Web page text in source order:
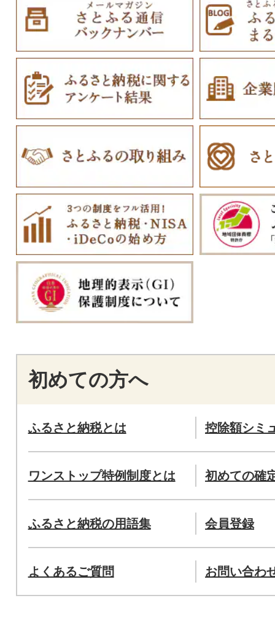
初めての方へ
ふるさと納税とは 控除額シミ
ワンストップ特例制度とは 初めての確
ふるさと納税の用語集 会員登録
よくあるご質問 お問い合わ